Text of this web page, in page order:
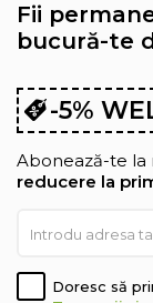
Fii
bucură-te
-5%
Abonează-te la
reducere la
Doresc să